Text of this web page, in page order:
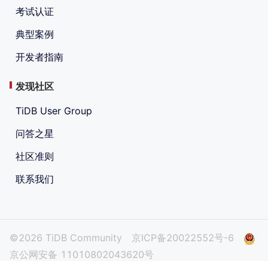
考试认证
典型案例
开发者指南
发现社区
TiDB User Group
问答之星
社区准则
联系我们
©2026 TiDB Community
京ICP备20022552号-6
京公网安备 11010802043620号